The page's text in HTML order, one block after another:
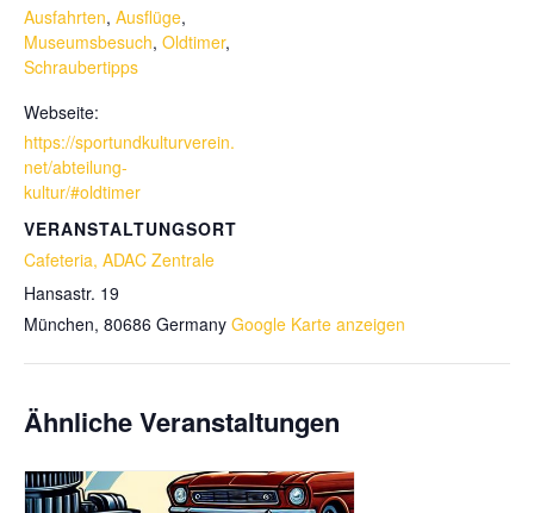
Ausfahrten, Ausflüge,
Museumsbesuch, Oldtimer,
Schraubertipps
Webseite:
https://sportundkulturverein.
net/abteilung-
kultur/#oldtimer
VERANSTALTUNGSORT
Cafeteria, ADAC Zentrale
Hansastr. 19
München, 80686 Germany Google Karte anzeigen
Ähnliche Veranstaltungen